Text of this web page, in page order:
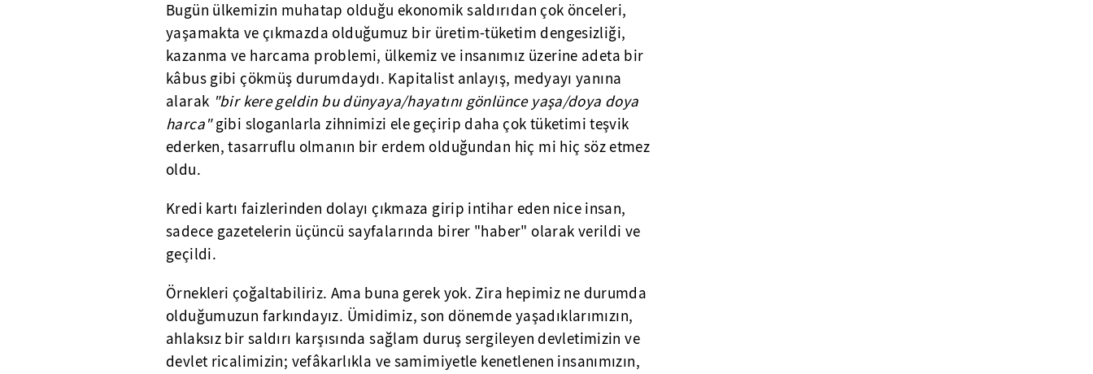
Bugün ülkemizin muhatap olduğu ekonomik saldırıdan çok önceleri,
yaşamakta ve çıkmazda olduğumuz bir üretim-tüketim dengesizliği,
kazanma ve harcama problemi, ülkemiz ve insanımız üzerine adeta bir
kâbus gibi çökmüş durumdaydı. Kapitalist anlayış, medyayı yanına
alarak "bir kere geldin bu dünyaya/hayatını gönlünce yaşa/doya doya
harca"gibi sloganlarla zihnimizi ele geçirip daha çok tüketimi teşvik
ederken, tasarruflu olmanın bir erdem olduğundan hiç mi hiç söz etmez
oldu.
Kredi kartı faizlerinden dolayı çıkmaza girip intihar eden nice insan,
sadece gazetelerin üçüncü sayfalarında birer "haber" olarak verildi ve
geçildi.
Örnekleri çoğaltabiliriz. Ama buna gerek yok. Zira hepimiz ne durumda
olduğumuzun farkındayız. Ümidimiz, son dönemde yaşadıklarımızın,
ahlaksız bir saldırı karşısında sağlam duruş sergileyen devletimizin ve
devlet ricalimizin; vefâkarlıkla ve samimiyetle kenetlenen insanımızın,